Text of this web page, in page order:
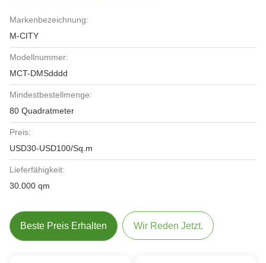
Markenbezeichnung:
M-CITY
Modellnummer:
MCT-DMSdddd
Mindestbestellmenge:
80 Quadratmeter
Preis:
USD30-USD100/Sq.m
Lieferfähigkeit:
30.000 qm
Beste Preis Erhalten Wir Reden Jetzt.